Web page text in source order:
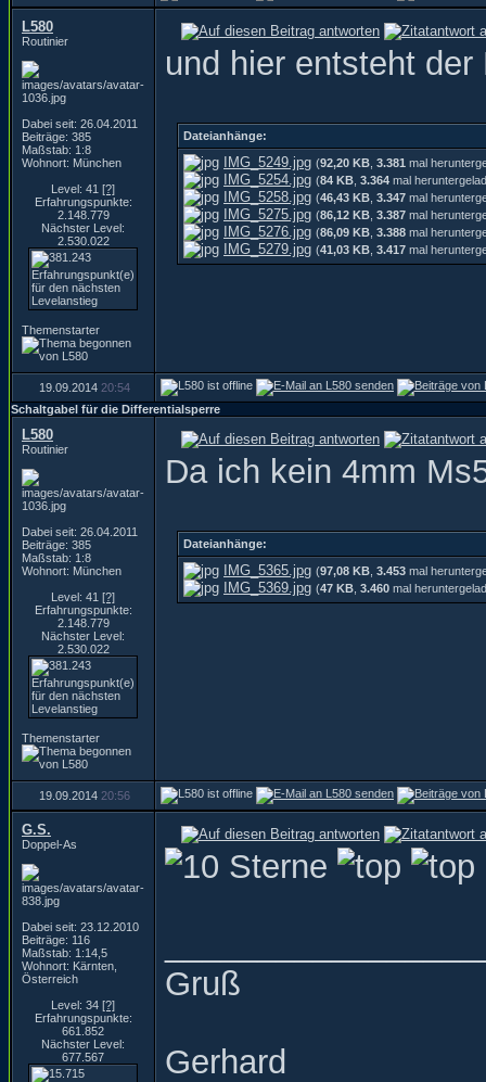
L580
Routinier
Dabei seit: 26.04.2011
Beiträge: 385
Maßstab: 1:8
Wohnort: München
Level: 41 [?]
Erfahrungspunkte:
2.148.779
Nächster Level:
2.530.022
Themenstarter
und hier entsteht
Dateianhänge:
IMG_5249.jpg (92,20 KB 3.381 mal
IMG_5254.jpg (84 KB 3.364 mal
IMG_5258.jpg (46,43 KB 3.347 mal
IMG_5275.jpg (86,12 KB 3.387 mal
IMG_5276.jpg (86,09 KB 3.388 mal
IMG_5279.jpg (41,03 KB 3.417 mal
19.09.2014 20:54
Schaltgabel für die Differentialsperre
L580
Routinier
Dabei seit: 26.04.2011
Beiträge: 385
Maßstab: 1:8
Wohnort: München
Level: 41 [?]
Erfahrungspunkte:
2.148.779
Nächster Level:
2.530.022
Themenstarter
Da ich kein 4mm
Dateianhänge:
IMG_5365.jpg (97,08 KB 3.453 mal
IMG_5369.jpg (47 KB 3.460 mal
19.09.2014 20:56
G.S.
Doppel-As
Dabei seit: 23.12.2010
Beiträge: 116
Maßstab: 1:14,5
Wohnort: Kärnten,
Österreich
Level: 34 [?]
Erfahrungspunkte:
661.852
Nächster Level:
677.567
Gruß
Gerhard